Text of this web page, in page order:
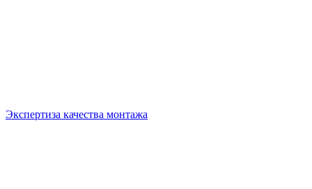
Экспертиза качества монтажа